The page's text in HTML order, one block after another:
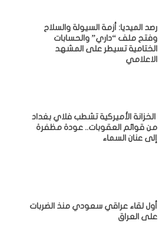
رصد الميديا: أزمة السيولة والسلاح
وفتح ملف “داري” والحسابات
الختامية تسيطر على المشهد
الاعلامي
الخزانة الأميركية تشطب فلاي بغداد
من قوائم العقوبات.. عودة مظفرة
إلى عنان السماء
أول لقاء عراقي سعودي منذ الضربات
على العراق